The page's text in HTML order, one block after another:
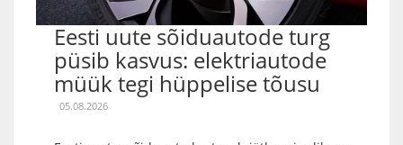
Eesti uute sõiduautode turg
püsib kasvus: elektriautode
müük tegi hüppelise tõusu
05.08.2026